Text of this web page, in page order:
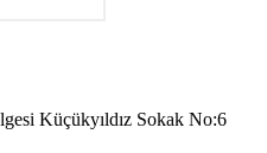
Küçükyıldız Sokak No:6